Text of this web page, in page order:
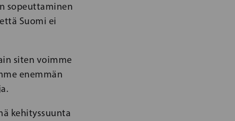
sopeuttaminen
Suomi ei
siten voimme
enemmän
kehityssuunta